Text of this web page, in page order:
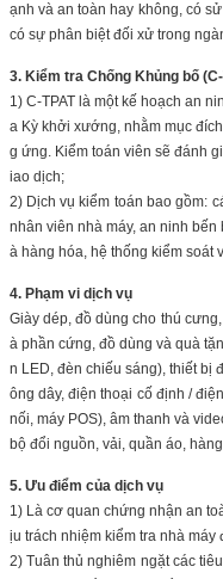
ạnh và an toàn hay không, có
có sự phân biệt đối xử trong
3. Kiểm tra Chống Khủng bố (C-
1) C-TPAT là một kế hoạch an
a Kỳ khởi xướng, nhằm mục
g ứng. Kiểm toán viên sẽ đánh
iao dịch;
2) Dịch vụ kiểm toán bao gồm:
nhân viên nhà máy, an ninh
à hàng hóa, hệ thống kiểm soát
4. Phạm vi dịch vụ
Giày dép, đồ dùng cho thú
à phần cứng, đồ dùng và quà
n LED, đèn chiếu sáng), thiết bị
ông dây, điện thoại cố định /
nối, máy POS), âm thanh và
bộ đổi nguồn, vải, quần áo,
5. Ưu điểm của dịch vụ
1) Là cơ quan chứng nhận an
ịu trách nhiệm kiểm tra nhà
2) Tuân thủ nghiêm ngặt các